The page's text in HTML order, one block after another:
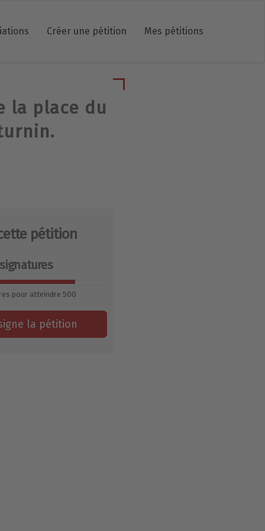
Créer une pétition Mes pétitions
la place du
pétition
pour atteindre 500
la pétition